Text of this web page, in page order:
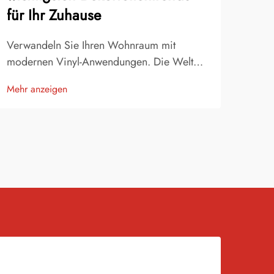
für Ihr Zuhause
Verwandeln Sie Ihren Wohnraum mit
modernen Vinyl-Anwendungen. Die Welt
revolutionären Wandel, da Heimbesitzer
Mehr anzeigen